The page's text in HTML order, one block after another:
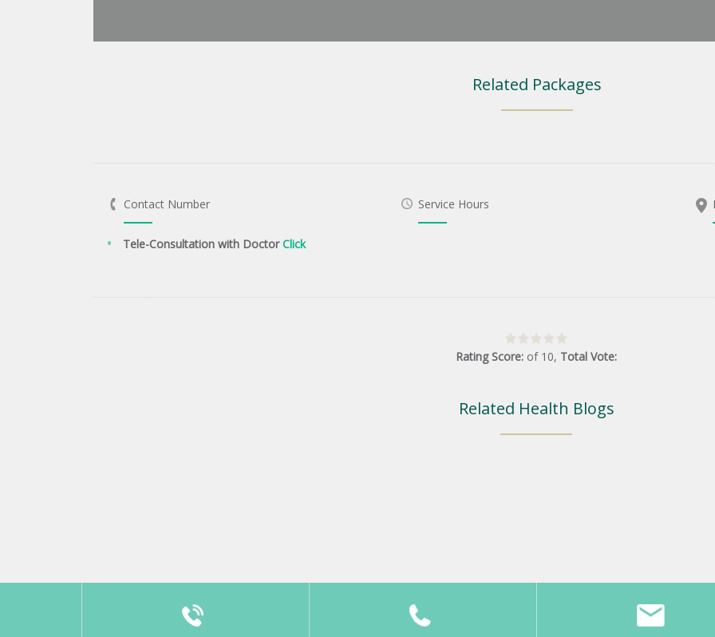
Related Packages
Contact Number
Tele-Consultation with DoctorClick
Service Hours
Rating Score: of 10, Total Vote:
Related Health Blogs